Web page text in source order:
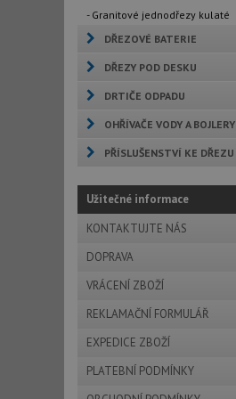
- Granitové jednodřezy kulaté
DŘEZOVÉ BATERIE
DŘEZY POD DESKU
DRTIČE ODPADU
OHŘÍVAČE VODY A BOJLERY
PŘÍSLUŠENSTVÍ KE DŘEZU
Užitečné informace
KONTAKTUJTE NÁS
DOPRAVA
VRÁCENÍ ZBOŽÍ
REKLAMAČNÍ FORMULÁŘ
EXPEDICE ZBOŽÍ
PLATEBNÍ PODMÍNKY